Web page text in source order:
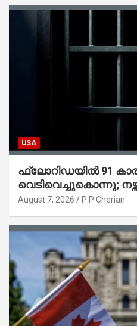
USA
ഫ്ലോറിഡയിൽ 91
വെടിവെച്ചുകൊന്നു;
ഹോമിലാക്കില്ലെന്ന്
August 7, 2026 P P Cherian